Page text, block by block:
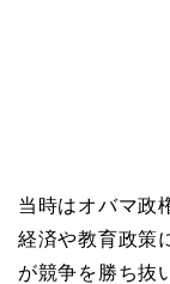
当時はオバマ政
経済や教育政策
が競争を勝ち抜